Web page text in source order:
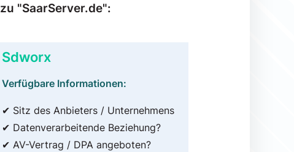
"SaarServer.de":
Sdworx
Verfügbare Informationen:
✔ Sitz des Anbieters / Unternehmens
✔ Datenverarbeitende Beziehung?
✔ AV-Vertrag / DPA angeboten?